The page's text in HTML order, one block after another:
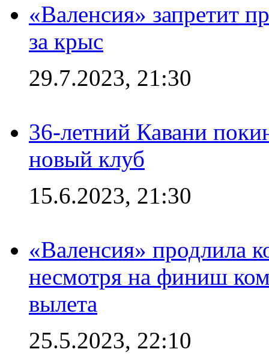
«Валенсия» запретит
за крыс
29.7.2023, 21:30
36-летний Кавани
новый клуб
15.6.2023, 21:30
«Валенсия» продлила
несмотря на финиш
вылета
25.5.2023, 22:10